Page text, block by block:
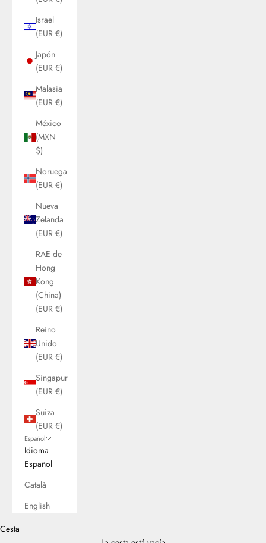
Israel
(EUR €)
Japón
(EUR €)
Malasia
(EUR €)
México
(MXN
$)
Noruega
(EUR €)
Nueva
Zelanda
(EUR €)
RAE de
Hong
Kong
(China)
(EUR €)
Reino
Unido
(EUR €)
Singapur
(EUR €)
Suiza
(EUR €)
Español
Idioma
Español
Català
English
Cesta